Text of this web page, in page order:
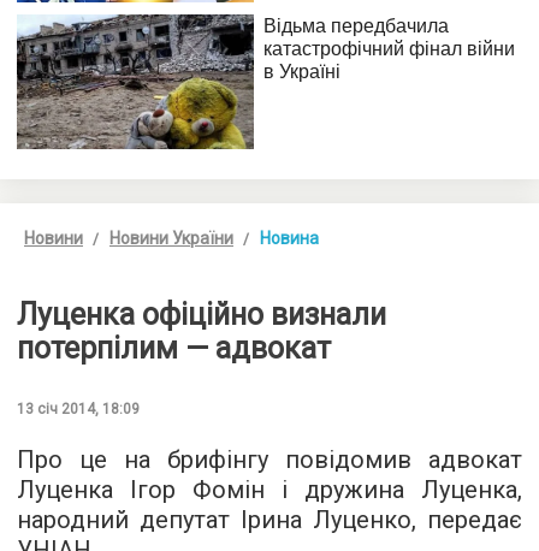
Новини Новини України Новина
Луценка офіційно визнали
потерпілим — адвокат
13 січ 2014, 18:09
Про це на брифінгу повідомив адвокат
Луценка Ігор Фомін і дружина Луценка,
народний депутат Ірина Луценко, передає